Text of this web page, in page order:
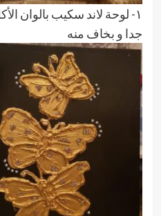
١- لوحة لاند سكيب بالوان
جدا و بخاف منه